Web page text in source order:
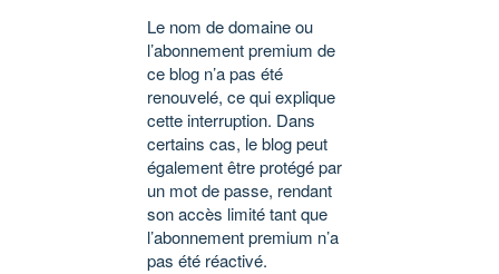
Le nom de domaine ou
l’abonnement premium de
ce blog n’a pas été
renouvelé, ce qui explique
cette interruption. Dans
certains cas, le blog peut
également être protégé par
un mot de passe, rendant
son accès limité tant que
l’abonnement premium n’a
pas été réactivé.